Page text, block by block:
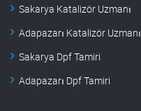
Sakarya Katalizör Uzmanı
Adapazarı Katalizör Uzmanı
Sakarya Dpf Tamiri
Adapazarı Dpf Tamiri